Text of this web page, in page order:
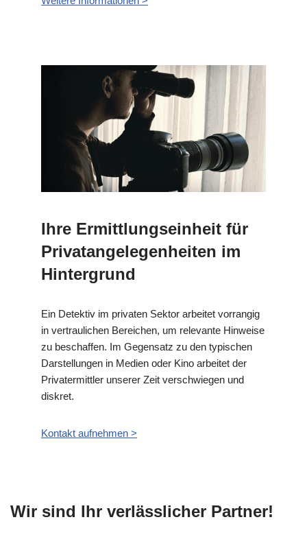
Ihre Ermittlungseinheit für
Privatangelegenheiten im
Hintergrund
Ein Detektiv im privaten Sektor arbeitet vorrangig
in vertraulichen Bereichen, um relevante Hinweise
zu beschaffen. Im Gegensatz zu den typischen
Darstellungen in Medien oder Kino arbeitet der
Privatermittler unserer Zeit verschwiegen und
diskret.
Kontakt aufnehmen >
Wir sind Ihr verlässlicher Partner!